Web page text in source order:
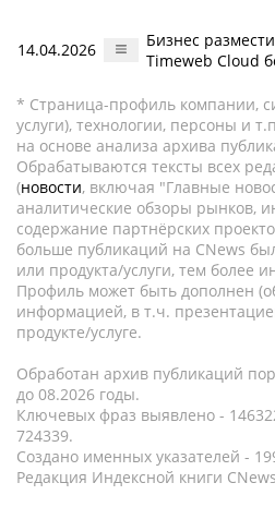
14.04.2026
Бизнес
Timeweb Cloud
* Страница-профиль компании,
услуги), технологии, персоны и
на основе анализа архива
Обрабатываются тексты всех
(новости, включая "Главные
аналитические обзоры рынков,
содержание партнёрских
больше публикаций на CNews
или продукта/услуги, тем более
Профиль может быть дополнен
информацией, в т.ч.
продукте/услуге.
Обработан архив публикаций
до 08.2026 годы.
Ключевых фраз выявлено -
724339.
Создано именных указателей -
Редакция Индексной книги